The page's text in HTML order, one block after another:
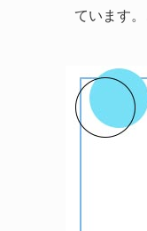
ています